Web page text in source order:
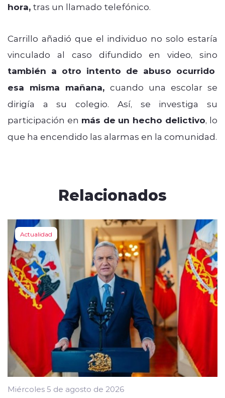
hora, tras un llamado telefónico.
Carrillo añadió que el individuo no solo estaría
vinculado al caso difundido en video, sino
también a otro intento de abuso ocurrido
esa misma mañana, cuando una escolar se
dirigía a su colegio. Así, se investiga su
participación en más de un hecho delictivo, lo
que ha encendido las alarmas en la comunidad.
Relacionados
Actualidad
Miércoles 5 de agosto de 2026